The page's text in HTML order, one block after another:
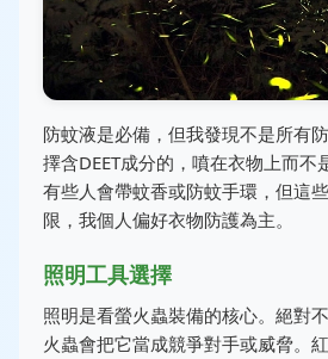
防蚊液是必備，但我發現不是所有
擇含DEET成分的，噴在衣物上而不
有些人會帶蚊香或防蚊手環，但這
限，我個人偏好衣物防護為主。
照明工具選擇
照明是看螢火蟲裝備的核心。絕對
火蟲會把它當成競爭對手或威脅。